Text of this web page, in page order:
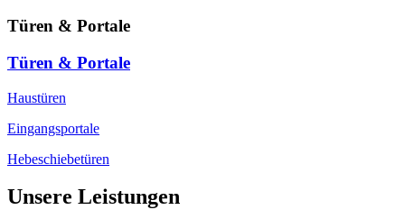
Türen & Portale
Türen & Portale
Haustüren
Eingangsportale
Hebeschiebetüren
Unsere Leistungen